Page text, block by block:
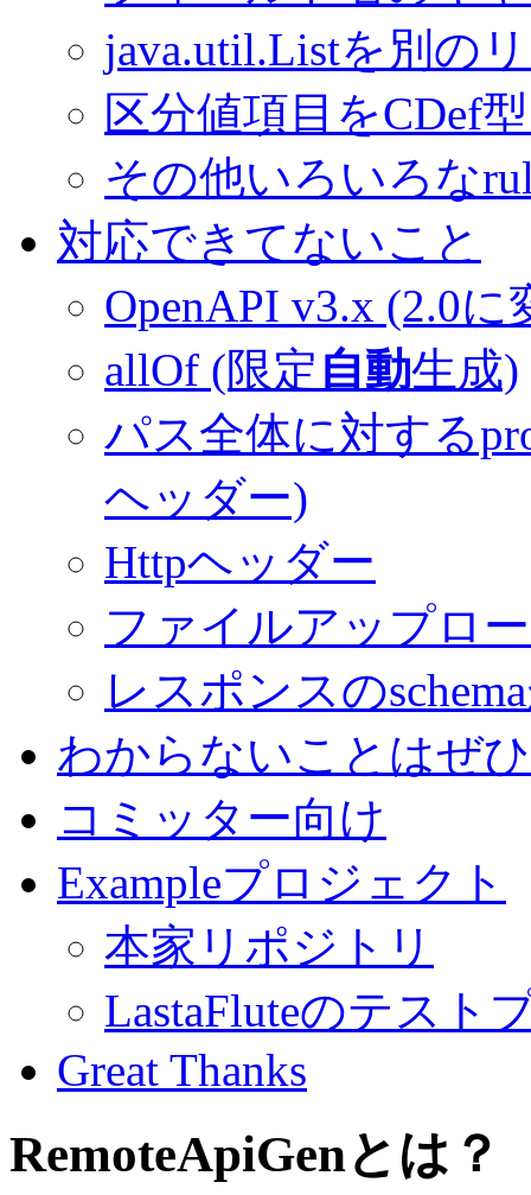
java.util.Listを別の
区分値項目をCDef
その他いろいろな
対応できてないこと
OpenAPI v3.x (2.0に
allOf (限定 自動生成)
パス全体に対する
ヘッダー)
Httpヘッダー
ファイルアップロ
レスポンスの
わからないことはぜ
コミッター向け
Exampleプロジェクト
本家リポジトリ
LastaFluteのテスト
Great Thanks
RemoteApiGenとは？